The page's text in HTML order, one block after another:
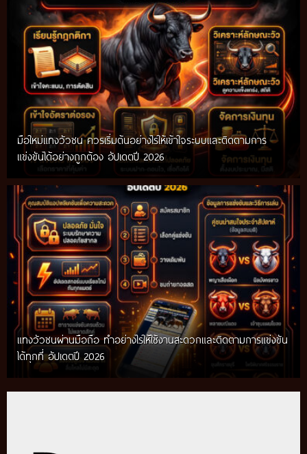
มือใหม่แทงวัวชน ควรเริ่มต้นอย่างไรให้เข้าใจระบบและติดตามการ
แข่งขันได้อย่างถูกต้อง อัปเดตปี 2026
แทงวัวชนผ่านมือถือ ทำอย่างไรให้ใช้งานสะดวกและติดตามการแข่งขัน
ได้ทุกที่ อัปเดตปี 2026